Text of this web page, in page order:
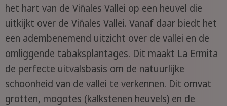
het hart van de Viñales Vallei op een heuvel die
uitkijkt over de Viñales Vallei. Vanaf daar biedt het
een adembenemend uitzicht over de vallei en de
omliggende tabaksplantages. Dit maakt La Ermita
de perfecte uitvalsbasis om de natuurlijke
schoonheid van de vallei te verkennen. Dit omvat
grotten, mogotes (kalkstenen heuvels) en de